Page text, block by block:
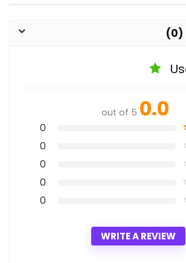
0.0
out of 5
0
0
0
0
0
WRITE A REVIEW